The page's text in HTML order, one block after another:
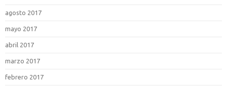
agosto 2017
mayo 2017
abril 2017
marzo 2017
febrero 2017